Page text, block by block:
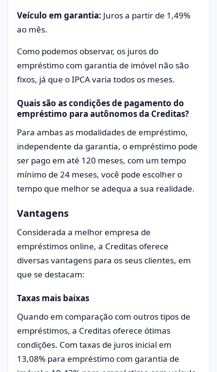
Veículo em garantia: Juros a partir de 1,49%
ao mês.
Como podemos observar, os juros do
empréstimo com garantia de imóvel não são
fixos, já que o IPCA varia todos os meses.
Quais são as condições de pagamento do
empréstimo para autônomos da Creditas?
Para ambas as modalidades de empréstimo,
independente da garantia, o empréstimo pode
ser pago em até 120 meses, com um tempo
mínimo de 24 meses, você pode escolher o
tempo que melhor se adequa a sua realidade.
Vantagens
Considerada a melhor empresa de
empréstimos online, a Creditas oferece
diversas vantagens para os seus clientes, em
que se destacam:
Taxas mais baixas
Quando em comparação com outros tipos de
empréstimos, a Creditas oferece ótimas
condições. Com taxas de juros inicial em
13,08% para empréstimo com garantia de